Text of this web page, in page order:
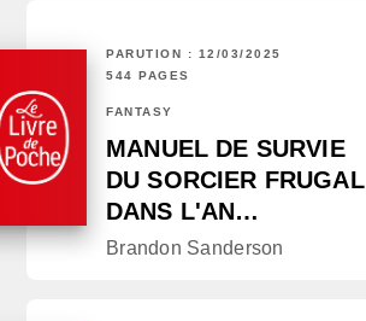
PARUTION : 12/03/2025
544 PAGES
FANTASY
MANUEL DE SURVIE
DU SORCIER FRUGAL
DANS L'AN…
Brandon Sanderson